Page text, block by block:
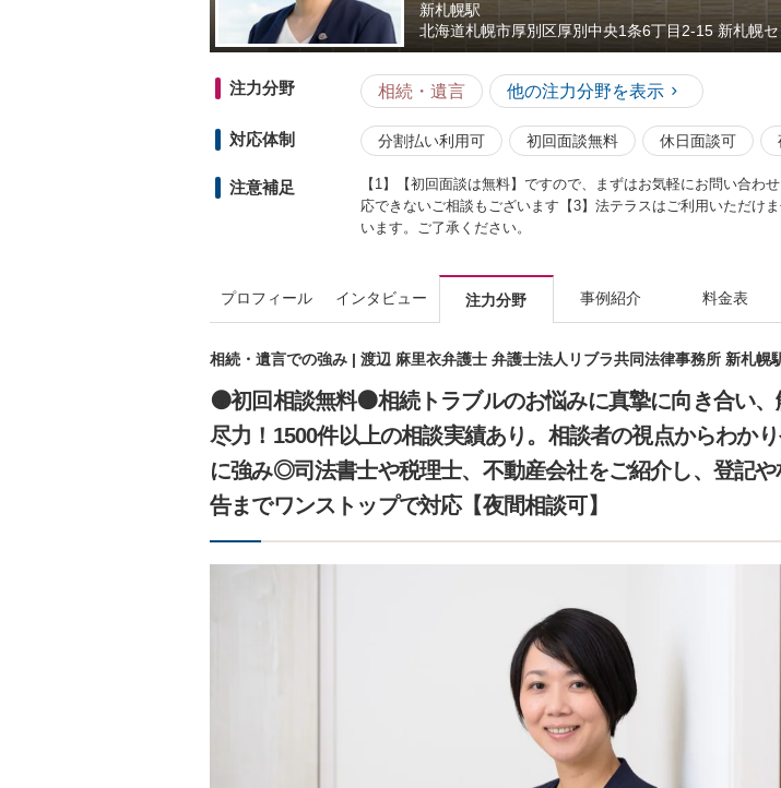
新札幌駅
北海道札幌市厚別区厚別中央1条6丁目2-15 新札幌
注力分野 相続・遺言 他の注力分野を表示
対応体制 分割払い利用可 初回面談無料 休日面談可
注意補足
【1】【初回面談は無料】ですので、まずはお気軽にお問い合
応できないご相談もございます【3】法テラスはご利用いただけ
います。ご了承ください。
プロフィール インタビュー 注力分野 事例紹介 料金表
相続・遺言での強み | 渡辺 麻里衣弁護士 弁護士法人リブラ共同法律事務所 新札幌
🟠初回相談無料🟠相続トラブルのお悩みに真摯に向き合い
尽力！1500件以上の相談実績あり。相談者の視点からわか
に強み◎司法書士や税理士、不動産会社をご紹介し、登記や
告までワンストップで対応【夜間相談可】